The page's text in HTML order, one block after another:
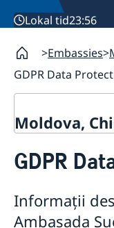
Lokal tid23:56
Embassies
GDPR Data
Moldova,
Despre noi
Cooperare
Parteneriatul
GDPR
Informații
Ambasada